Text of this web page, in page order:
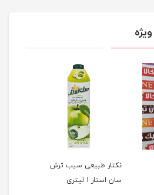
نکتار طبیعی سیب ترش
سان استار 1 لیتری